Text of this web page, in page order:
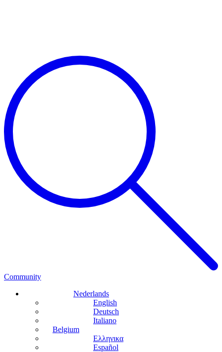
Community
Nederlands
English
Deutsch
Italiano
Belgium
Ελληνικα
Español